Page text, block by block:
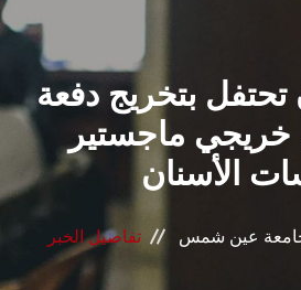
القطاعـات
الشئون الأكاديمية
البحث العلمي
المراكز والوحدات
تحتفل بتخريج دفعة
من خريجي ماجستير
الأسنان
جامعة عين شمس تفاصيل الخبر